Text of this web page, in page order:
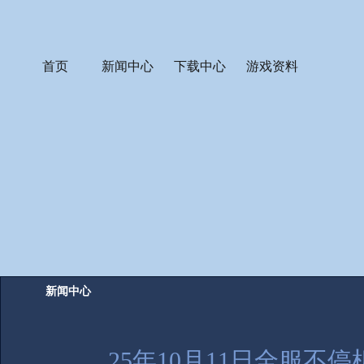
首页 新闻中心 下载中心 游戏资料
新闻中心